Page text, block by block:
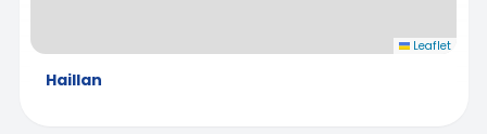
Leaflet
Haillan